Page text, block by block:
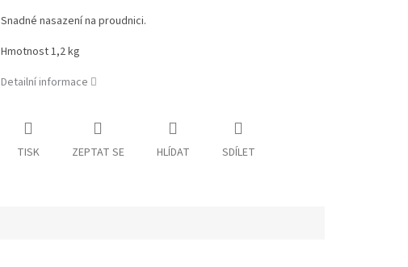
Snadné nasazení na proudnici.
Hmotnost 1,2 kg
Detailní informace
TISK ZEPTAT SE HLÍDAT SDÍLET